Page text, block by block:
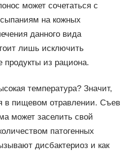
может сочетаться с
на кожных
данного вида
лишь исключить
продукты из рациона.
температура? Значит,
в пищевом отравлении. Съев
может заселить свой
патогенных
дисбактериоз и как